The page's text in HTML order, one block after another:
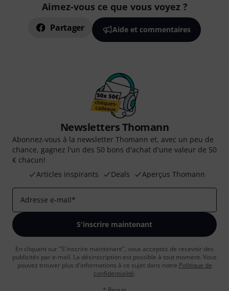
Aimez-vous ce que vous voyez ?
Partager Aide et commentaires
Newsletters Thomann
Abonnez-vous à la newsletter Thomann et, avec un peu de
chance, gagnez l'un des 50 bons d'achat d'une valeur de 50
€ chacun!
Articles inspirants
Deals Aperçus Thomann
Adresse e-mail*
S'inscrire maintenant
En cliquant sur "S'inscrire maintenant", vous acceptez de recevoir des
publicités par e-mail. La désinscription est possible à tout moment. Vous
pouvez trouver plus d'informations à ce sujet dans notre Politique de
confidentialité.